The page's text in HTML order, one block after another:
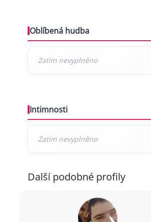
Oblíbená hudba
Intimnosti
Další podobné profily